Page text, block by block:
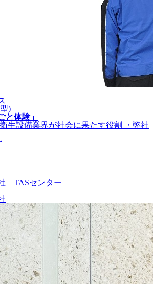
)
と体験」
生設備業界が社会に果たす役割 ・弊社
TASセンター